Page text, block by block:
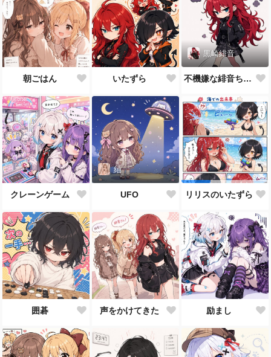
朝ごはん いたずら
黒崎緋音
不機嫌な緋音ちゃん
クレーンゲーム
紬
UFO リリスのいたずら
囲碁 声をかけてきた 励まし